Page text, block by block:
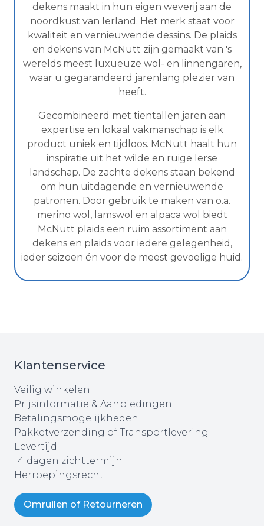
dekens maakt in hun eigen weverij aan de
noordkust van Ierland. Het merk staat voor
kwaliteit en vernieuwende dessins. De plaids
en dekens van McNutt zijn gemaakt van 's
werelds meest luxueuze wol- en linnengaren,
waar u gegarandeerd jarenlang plezier van
heeft.
Gecombineerd met tientallen jaren aan
expertise en lokaal vakmanschap is elk
product uniek en tijdloos. McNutt haalt hun
inspiratie uit het wilde en ruige Ierse
landschap. De zachte dekens staan bekend
om hun uitdagende en vernieuwende
patronen. Door gebruik te maken van o.a.
merino wol, lamswol en alpaca wol biedt
McNutt plaids een ruim assortiment aan
dekens en plaids voor iedere gelegenheid,
ieder seizoen én voor de meest gevoelige huid.
Klantenservice
Veilig winkelen
Prijsinformatie & Aanbiedingen
Betalingsmogelijkheden
Pakketverzending of Transportlevering
Levertijd
14 dagen zichttermijn
Herroepingsrecht
Omruilen of Retourneren